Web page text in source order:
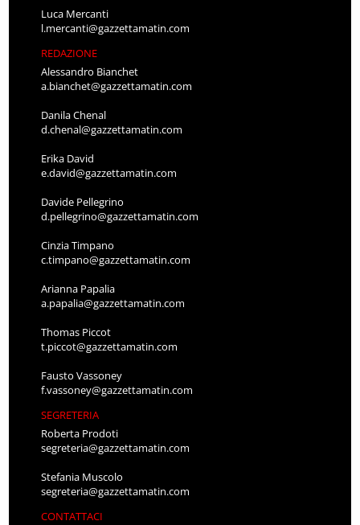
Luca Mercanti
l.mercanti@gazzettamatin.com
REDAZIONE
Alessandro Bianchet
a.bianchet@gazzettamatin.com
Danila Chenal
d.chenal@gazzettamatin.com
Erika David
e.david@gazzettamatin.com
Davide Pellegrino
d.pellegrino@gazzettamatin.com
Cinzia Timpano
c.timpano@gazzettamatin.com
Arianna Papalia
a.papalia@gazzettamatin.com
Thomas Piccot
t.piccot@gazzettamatin.com
Fausto Vassoney
f.vassoney@gazzettamatin.com
SEGRETERIA
Roberta Prodoti
segreteria@gazzettamatin.com
Stefania Muscolo
segreteria@gazzettamatin.com
CONTATTACI